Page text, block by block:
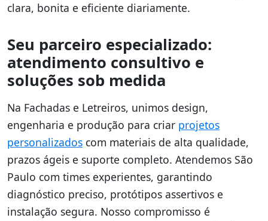
clara, bonita e eficiente diariamente.
Seu parceiro especializado:
atendimento consultivo e
soluções sob medida
Na Fachadas e Letreiros, unimos design,
engenharia e produção para criar projetos
personalizados com materiais de alta qualidade,
prazos ágeis e suporte completo. Atendemos São
Paulo com times experientes, garantindo
diagnóstico preciso, protótipos assertivos e
instalação segura. Nosso compromisso é